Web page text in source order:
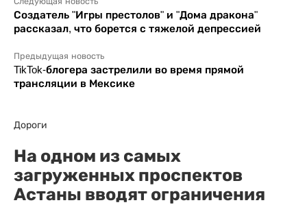
Создатель "Игры престолов" и "Дома дракона"
рассказал, что борется с тяжелой депрессией
Предыдущая новость
TikTok-блогера застрелили во время прямой
трансляции в Мексике
Дороги
На одном из самых
загруженных проспектов
Астаны вводят ограничения